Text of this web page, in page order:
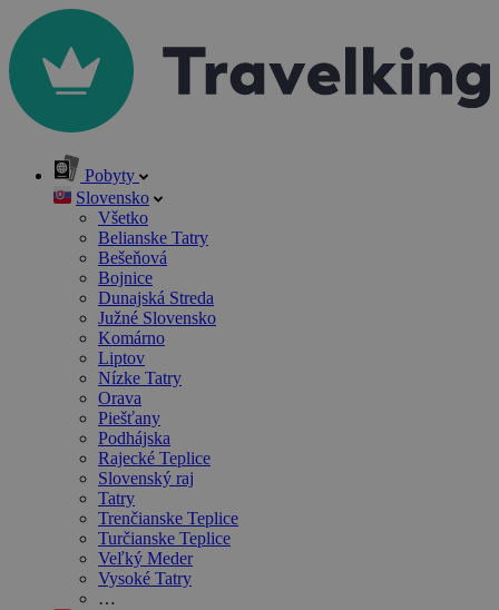
Pobyty
Slovensko
Všetko
Belianske Tatry
Bešeňová
Bojnice
Dunajská Streda
Južné Slovensko
Komárno
Liptov
Nízke Tatry
Orava
Piešťany
Podhájska
Rajecké Teplice
Slovenský raj
Tatry
Trenčianske Teplice
Turčianske Teplice
Veľký Meder
Vysoké Tatry
…